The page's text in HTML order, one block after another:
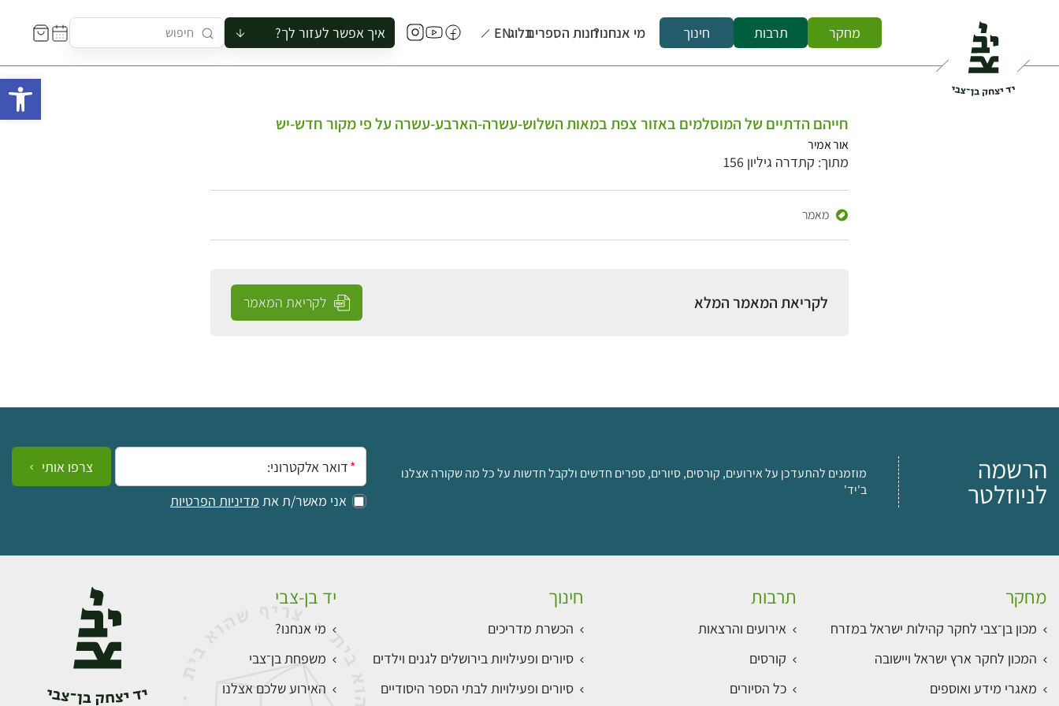
מחקר תרבות חינוך מי אנחנו?חנות הספריםבלוגEN איך אפשר לעזור לך?
להזמין סיור לקבוצה
להירשם לקורס
חייהם הדתיים של המוסלמים באזור צפת במאות השלוש-עשרה-הארבע-עשרה על פי מקור חדש-יש
אור אמיר
מתוך: קתדרה גיליון 156
מאמר
לקריאת המאמר המלא לקריאת המאמר
הרשמה
לניוזלטר
מוזמנים להתעדכן על אירועים, קורסים, סיורים, ספרים חדשים ולקבל חדשות על כל מה שקורה אצלנו
ב'יד'
אימייל:
אני מאשר/ת את מדיניות הפרטיות
צרפו אותי
מחקר
מכון בן־צבי לחקר קהילות ישראל במזרח
המכון לחקר ארץ ישראל ויישובה
מאגרי מידע ואוספים
תרבות
אירועים והרצאות
קורסים
כל הסיורים
חינוך
הכשרת מדריכים
סיורים ופעילויות בירושלים לגנים וילדים
סיורים ופעילויות לבתי הספר היסודיים
יד בן-צבי
מי אנחנו?
משפחת בן־צבי
האירוע שלכם אצלנו